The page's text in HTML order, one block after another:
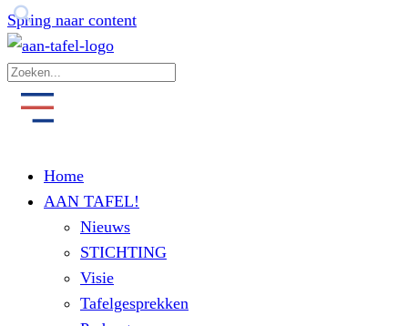
Spring naar content
Home
AAN TAFEL!
Nieuws
STICHTING
Visie
Tafelgesprekken